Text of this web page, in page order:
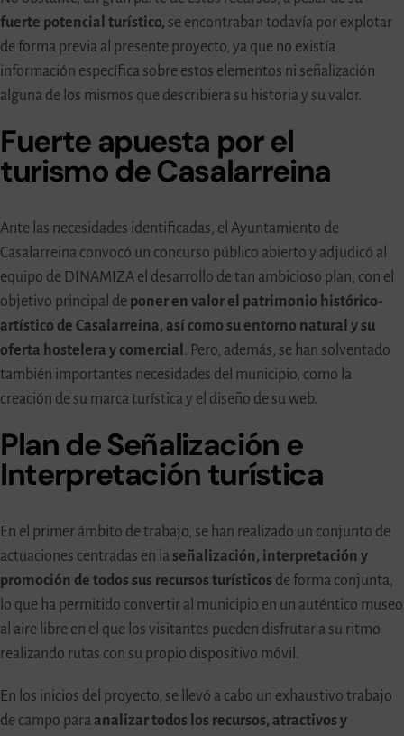
fuerte potencial turístico, se encontraban todavía por explotar
de forma previa al presente proyecto, ya que no existía
información específica sobre estos elementos ni señalización
alguna de los mismos que describiera su historia y su valor.
Fuerte apuesta por el
turismo de Casalarreina
Ante las necesidades identificadas, el Ayuntamiento de
Casalarreina convocó un concurso público abierto y adjudicó al
equipo de DINAMIZA el desarrollo de tan ambicioso plan, con el
objetivo principal de poner en valor el patrimonio histórico-
artístico de Casalarreina, así como su entorno natural y su
oferta hostelera y comercial . Pero, además, se han solventado
también importantes necesidades del municipio, como la
creación de su marca turística y el diseño de su web.
Plan de Señalización e
Interpretación turística
En el primer ámbito de trabajo, se han realizado un conjunto de
actuaciones centradas en laseñalización, interpretación y
promoción de todos sus recursos turísticos de forma conjunta,
lo que ha permitido convertir al municipio en un auténtico museo
al aire libre en el que los visitantes pueden disfrutar a su ritmo
realizando rutas con su propio dispositivo móvil.
En los inicios del proyecto, se llevó a cabo un exhaustivo trabajo
de campo para analizar todos los recursos, atractivos y